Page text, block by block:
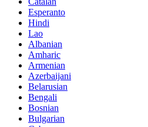
Esperanto
Hindi
Lao
Albanian
Amharic
Armenian
Azerbaijani
Belarusian
Bengali
Bosnian
Bulgarian